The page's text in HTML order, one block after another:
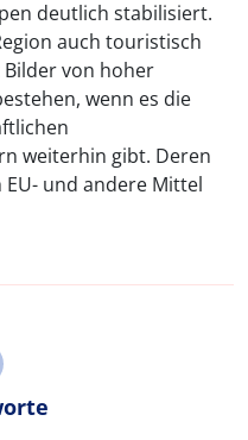
deutlich stabilisiert.
auch touristisch
von hoher
wenn es die
weiterhin gibt. Deren
und andere Mittel